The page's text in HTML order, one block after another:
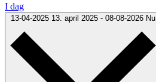
I dag
13-04-2025 13. april 2025 - 08-08-2026 Nu